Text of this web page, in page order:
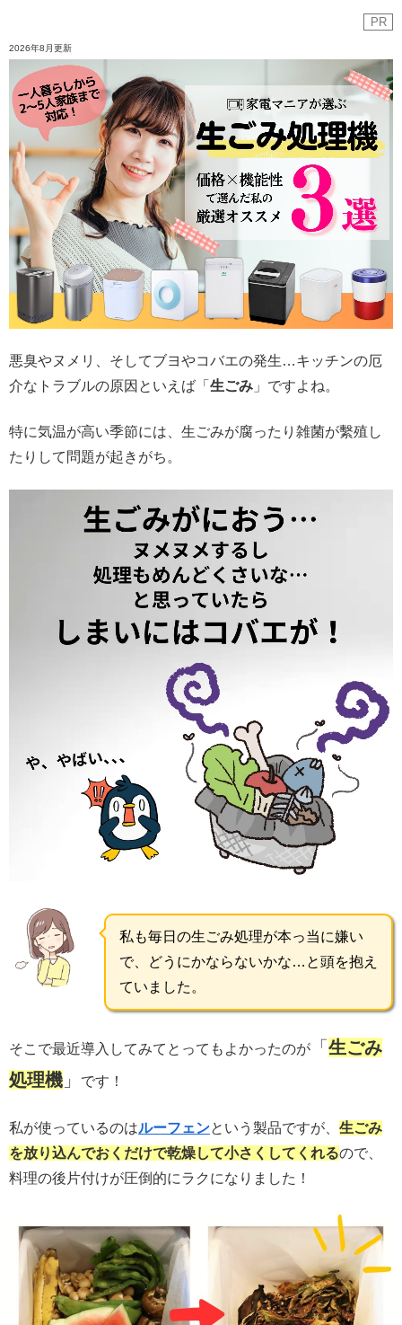
PR
2026年8月更新
悪臭やヌメリ、そしてブヨやコバエの発生…キッチンの厄
介なトラブルの原因といえば「 生ごみ 」ですよね。
特に気温が高い季節には、生ごみが腐ったり雑菌が繫殖し
たりして問題が起きがち。
私も毎日の生ごみ処理が本っ当に嫌い
で、どうにかならないかな…と頭を抱え
ていました。
そこで最近導入してみてとってもよかったのが 「生ごみ
処理機 」 です！
私が使っているのはルーフェンという製品ですが、 生ごみ
を放り込んでおくだけで乾燥して小さくしてくれるので、
料理の後片付けが圧倒的にラクになりました！